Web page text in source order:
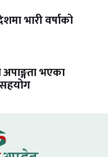
भारी वर्षाको
भएका